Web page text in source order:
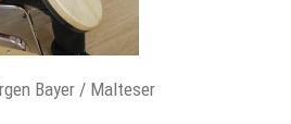
Bayer / Malteser